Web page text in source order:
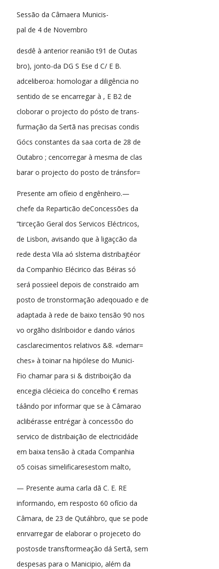
Sessão da Câmaera Municis-
pal de 4 de Novembro
desdê à anterior reanião t91 de Outas
bro), jonto-da DG S Ese d C/ E B.
adceliberoa: homologar a diligência no
sentido de se encarregar à , E B2 de
cloborar o projecto do pósto de trans-
furmação da Sertã nas precisas condis
Gócs constantes da saa corta de 28 de
Outabro ; cencorregar à mesma de clas
barar o projecto do posto de tránsfor=
Presente am ofíeio d engênheiro.—
chefe da Reparticão deConcessões da
“tirceção Geral dos Servicos Eléctricos,
de Lisbon, avisando que à ligaçcão da
rede desta Vila aó slstema distribajtéor
da Companhio Elécirico das Béiras só
será possieel depois de constraido am
posto de tronstormação adeqouado e de
adaptada à rede de baixo tensão 90 nos
vo orgãho dislriboidor e dando vários
casclarecimentos relativos &8. «demar=
ches» à toinar na hipólese do Munici-
Fio chamar para si & distriboição da
encegia clécieica do concelho € remas
táândo por informar que se à Câmarao
aclibérasse entrégar à concessõo do
servico de distribaição de electricidáde
em baixa tensão à citada Companhia
o5 coisas simelificaresestom malto,
— Presente auma carla dã C. E. RE
informando, em resposto 60 ofício da
Câmara, de 23 de Qutáhbro, que se pode
enrvarregar de elaborar o projeceto do
postosde transftormeação dá Sertã, sem
despesas para o Manicipio, além da